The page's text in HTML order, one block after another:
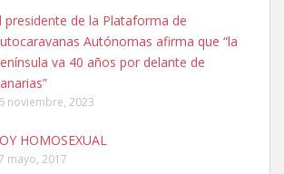
AVDA JOSE MESA Y LOPEZ
SHIBA CON MICROCHIP PERDIDO HOY
MESA Y LOPEZ. ES MUY ASUSTADIZO
Canaria
6.7.2025
presidente de la Plataforma de
Autónomas afirma que “la
va 40 años por delante de
noviembre, 2023
HOMOSEXUAL
mayo, 2017